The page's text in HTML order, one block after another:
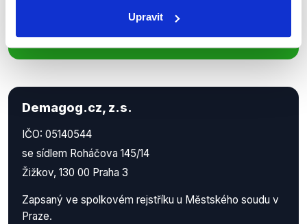
Upravit
Demagog.cz, z.s.
IČO: 05140544
se sídlem Roháčova 145/14
Žižkov, 130 00 Praha 3
Zapsaný ve spolkovém rejstříku u Městského soudu v
Praze.